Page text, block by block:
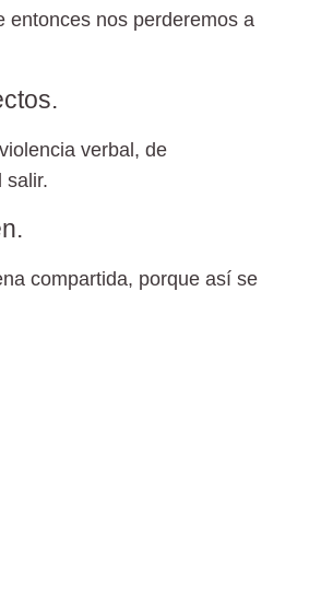
entonces nos perderemos a
verbal, de
salir.
compartida, porque así se